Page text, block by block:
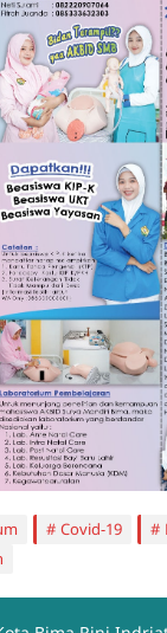
Covid-19